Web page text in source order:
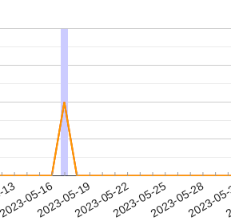
05-16
2023-05-192023-05-222023-05-252023-05-28
2023-